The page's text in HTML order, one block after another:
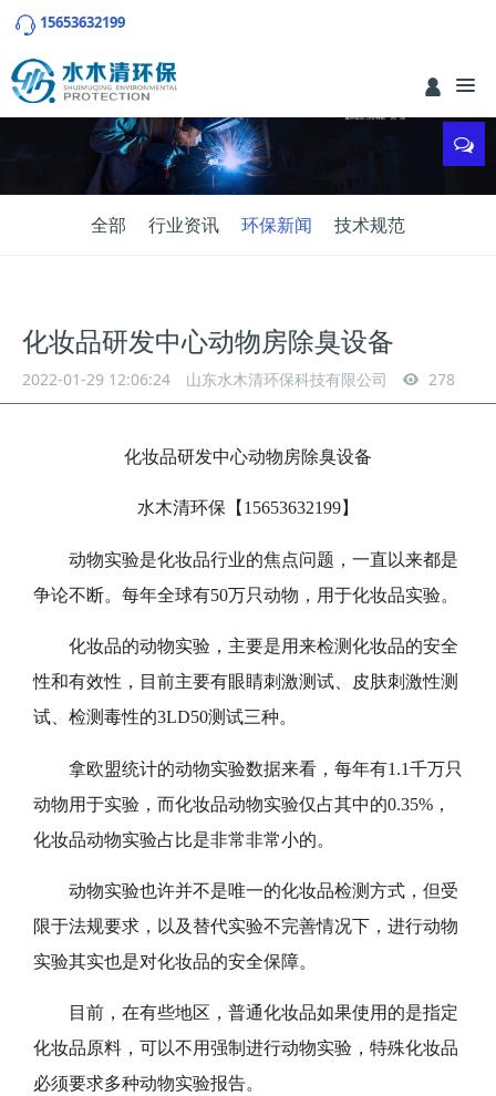
15653632199
全部 行业资讯 环保新闻 技术规范
化妆品研发中心动物房除臭设备
2022-01-29 12:06:24 山东水木清环保科技有限公司 278
化妆品研发中心动物房除臭设备
水木清环保【 15653632199】
动物实验是化妆品行业的焦点问题，一直以来都是
争论不断。每年全球有50万只动物，用于化妆品实验。
化妆品的动物实验，主要是用来检测化妆品的安全
性和有效性，目前主要有眼睛刺激测试、皮肤刺激性测
试、检测毒性的3LD50测试三种。
拿欧盟统计的动物实验数据来看，每年有1.1千万只
动物用于实验，而化妆品动物实验仅占其中的0.35%，
化妆品动物实验占比是非常非常小的。
动物实验也许并不是唯一的化妆品检测方式，但受
限于法规要求，以及替代实验不完善情况下，进行动物
实验其实也是对化妆品的安全保障。
目前，在有些地区，普通化妆品如果使用的是指定
化妆品原料，可以不用强制进行动物实验，特殊化妆品
必须要求多种动物实验报告。